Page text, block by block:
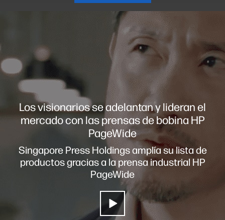
Los visionarios se adelantan y lideran el
mercado con las prensas de bobina HP
PageWide
Singapore Press Holdings amplía su lista de
productos gracias a la prensa industrial HP
PageWide